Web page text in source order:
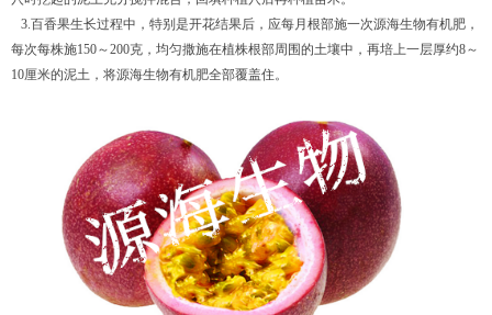
3.百香果生长过程中，特别是开花结果后，应每月根部施一次源海生物有机肥，
每次每株施150～200克，均匀撒施在植株根部周围的土壤中，再培上一层厚约8～
10厘米的泥土，将源海生物有机肥全部覆盖住。